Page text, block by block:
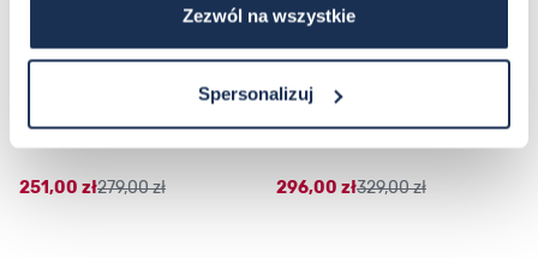
Zezwól na wszystkie
Spersonalizuj
CASIO Sport AE-1200WHD-
251,00 zł279,00 zł
Casio Sport AQ-230GA-
296,00 zł329,00 zł